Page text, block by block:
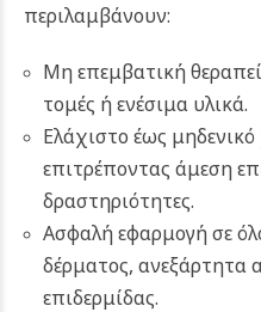
περιλαμβάνουν:
Μη επεμβατική
τομές ή ενέσιμα υλικά.
Ελάχιστο έως
επιτρέποντας άμεση
δραστηριότητες.
Ασφαλή εφαρμογή σε
δέρματος, ανεξάρτητα
επιδερμίδας.